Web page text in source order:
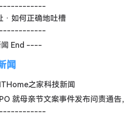
· 如何正确地吐槽
End ----
闻
之家科技新闻
就母亲节文案事件发布问责通